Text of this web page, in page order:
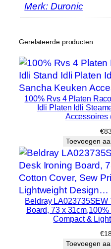
Merk: Duronic
Gerelateerde producten
100% Rvs 4 Platen
Idli Platen Idli
Accessoires
€
Toevoegen
Beldray LA023735SEW
Board, 73 x
Compact &
€
Toevoegen